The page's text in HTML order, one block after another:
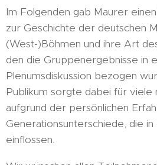
Im Folgenden gab Maurer
zur Geschichte der deutschen
(West-)Böhmen und ihre Art
den die Gruppenergebnisse in
Plenumsdiskussion bezogen
Publikum sorgte dabei für
aufgrund der persönlichen
Generationsunterschiede, die
einflossen.